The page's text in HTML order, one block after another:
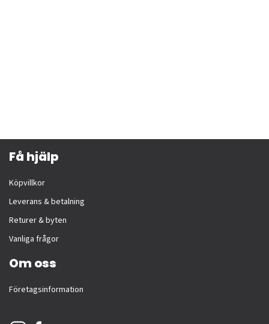
Få hjälp
Köpvillkor
Leverans & betalning
Returer & byten
Vanliga frågor
Om oss
Företagsinformation